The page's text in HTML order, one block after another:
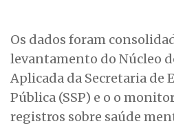
Os dados foram
levantamento do Núcleo
Aplicada da Secretaria de
Pública (SSP) e o o
registros sobre saúde